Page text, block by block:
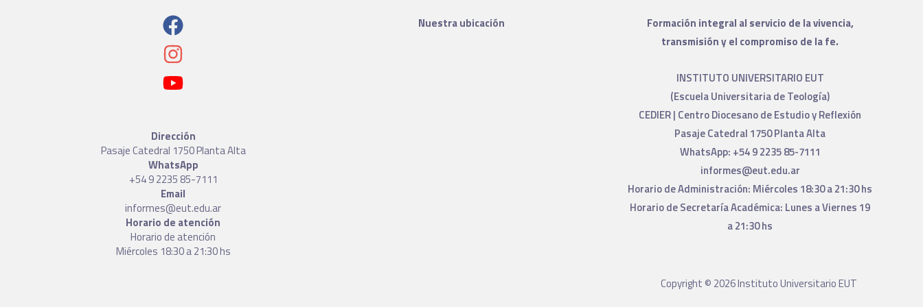
Dirección
Pasaje Catedral 1750 Planta Alta
WhatsApp
+54 9 2235 85-7111
Email
informes@eut.edu.ar
Horario de atención
Horario de atención
Miércoles 18:30 a 21:30 hs
Nuestra ubicación
Formación integral al servicio de la vivencia,
transmisión y el compromiso de la fe.
INSTITUTO UNIVERSITARIO EUT
(Escuela Universitaria de Teología)
CEDIER | Centro Diocesano de Estudio y Reflexión
Pasaje Catedral 1750 Planta Alta
WhatsApp: +54 9 2235 85-7111
informes@eut.edu.ar
Horario de Administración: Miércoles 18:30 a 21:30 hs
Horario de Secretaría Académica: Lunes a Viernes 19
a 21:30 hs
Copyright © 2026 Instituto Universitario EUT